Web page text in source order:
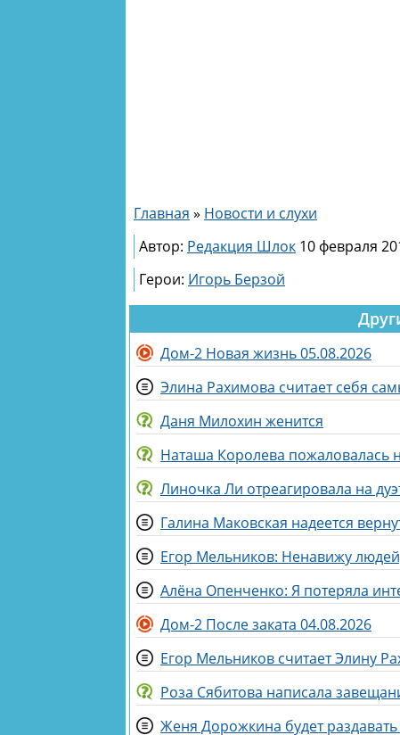
Главная » Новости и слухи
Автор: Редакция Шлок 10 февраля
Герои: Игорь Берзой
Дом-2 Новая жизнь 05.08.2026
Элина Рахимова считает себя
Даня Милохин женится
Наташа Королева пожаловалась
Егор Мельников: Ненавижу
Алёна Опенченко: Я потеряла
Дом-2 После заката 04.08.2026
Егор Мельников считает Элину
Роза Сябитова написала
Женя Дорожкина будет